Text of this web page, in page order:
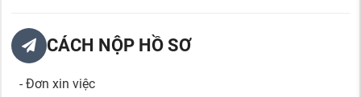
CÁCH NỘP HỒ SƠ
- Đơn xin việc